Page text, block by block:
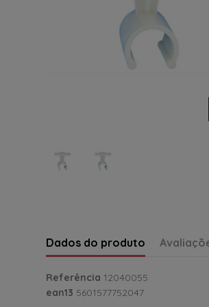
Dados do produto
Referência 12040055
ean13 5601577752047